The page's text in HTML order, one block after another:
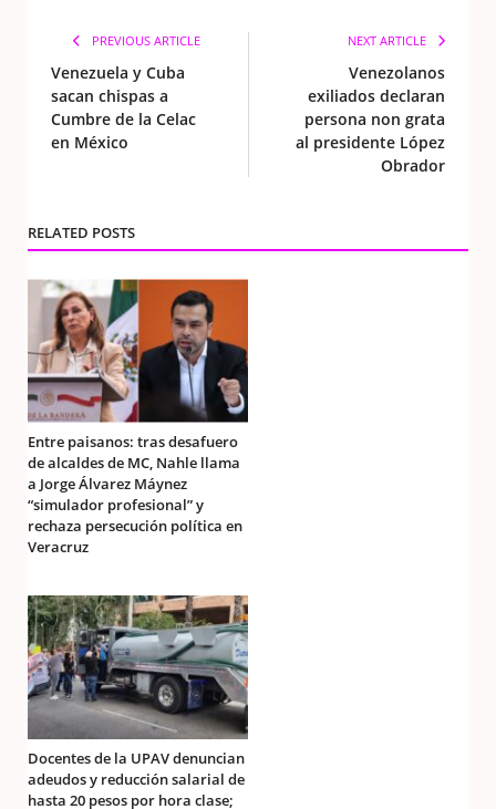
PREVIOUS ARTICLE
Venezuela y Cuba
sacan chispas a
Cumbre de la Celac
en México
NEXT ARTICLE
Venezolanos
exiliados declaran
persona non grata
al presidente López
Obrador
RELATED POSTS
Entre paisanos: tras desafuero
de alcaldes de MC, Nahle llama
a Jorge Álvarez Máynez
“simulador profesional” y
rechaza persecución política en
Veracruz
Docentes de la UPAV denuncian
adeudos y reducción salarial de
hasta 20 pesos por hora clase;